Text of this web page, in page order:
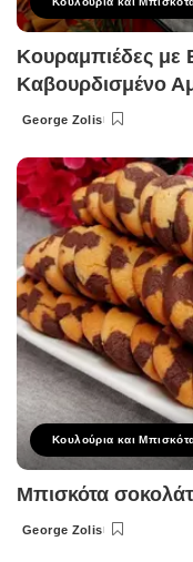
Κουραμπιέδες με
Καβουρδισμένο
Posted
George Zolis
Κουλούρια και
Μπισκότα
Posted
George Zolis